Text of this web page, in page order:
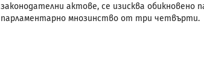
законодателни актове, се изисква
парламентарно мнозинство от три четвърти.